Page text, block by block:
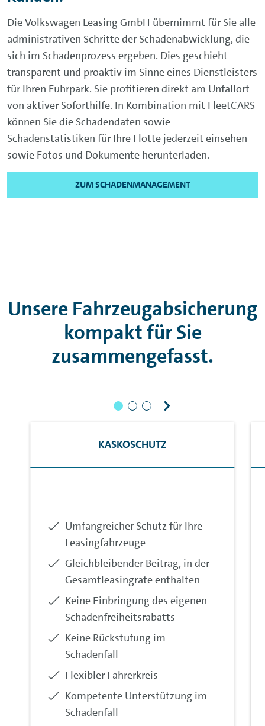
Die Volkswagen Leasing GmbH übernimmt für Sie alle
administrativen Schritte der Schadenabwicklung, die
sich im Schadenprozess ergeben. Dies geschieht
transparent und proaktiv im Sinne eines Dienstleisters
für Ihren Fuhrpark. Sie profitieren direkt am Unfallort
von aktiver Soforthilfe. In Kombination mit FleetCARS
können Sie die Schadendaten sowie
Schadenstatistiken für Ihre Flotte jederzeit einsehen
sowie Fotos und Dokumente herunterladen.
ZUM SCHADENMANAGEMENT
Unsere Fahrzeugabsicherung
kompakt für Sie
zusammengefasst.
KASKOSCHUTZ
Enthalten:
Umfangreicher Schutz für Ihre
Leasingfahrzeuge
Enthalten:
Gleichbleibender Beitrag, in der
Gesamtleasingrate enthalten
Enthalten:
Keine Einbringung des eigenen
Schadenfreiheitsrabatts
Enthalten:
Keine Rückstufung im
Schadenfall
Enthalten:
Flexibler Fahrerkreis
Enthalten:
Kompetente Unterstützung im
Schadenfall